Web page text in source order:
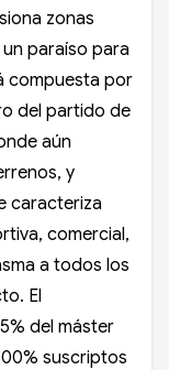
zonas
paraíso para
compuesta por
del partido de
aún
y
caracteriza
comercial,
a todos los
El
del máster
suscriptos